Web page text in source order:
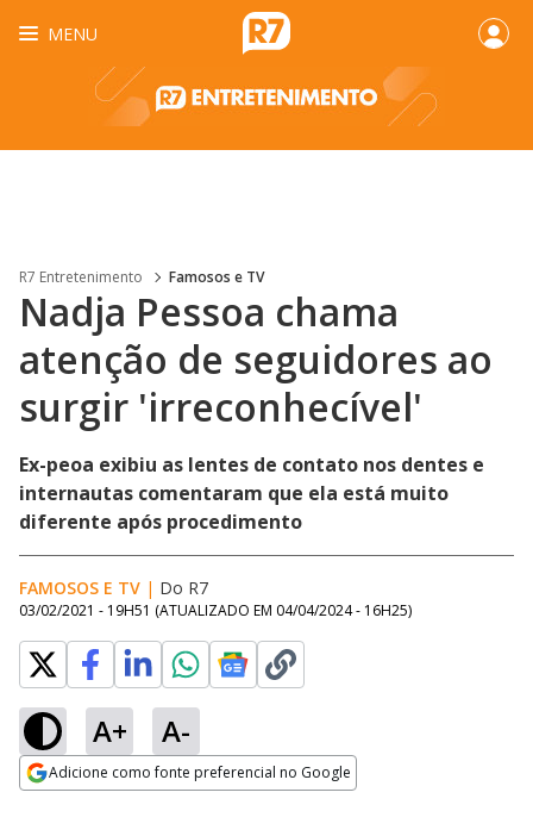
MENU
R7 Entretenimento Famosos e TV
Nadja Pessoa chama
atenção de seguidores ao
surgir 'irreconhecível'
Ex-peoa exibiu as lentes de contato nos dentes e
internautas comentaram que ela está muito
diferente após procedimento
FAMOSOS E TV | Do R7
03/02/2021 - 19H51 (ATUALIZADO EM 04/04/2024 - 16H25)
A+ A-
Adicione como fonte preferencial no Google